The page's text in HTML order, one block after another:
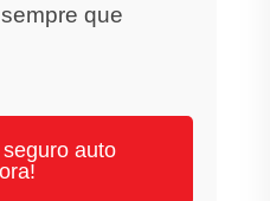
que
auto